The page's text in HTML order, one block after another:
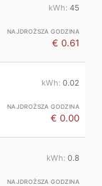
45
€ 0.61
0.02
€ 0.00
0.8